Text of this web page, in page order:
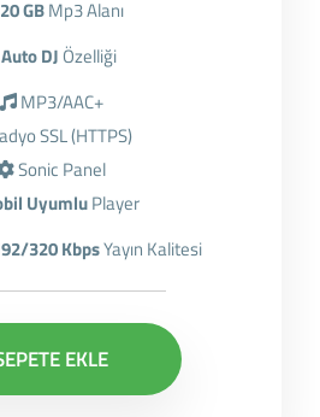
20 GBMp3 Alanı
Auto DJ Özelliği
MP3/AAC+
SSL (HTTPS)
Sonic Panel
UyumluPlayer
320 KbpsYayın Kalitesi
EKLE